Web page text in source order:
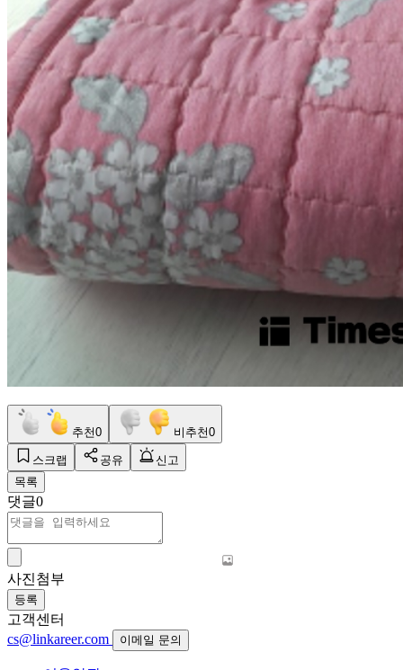
추천0 비추천0
스크랩 공유
신고
목록
댓글0
사진첨부
등록
고객센터
cs@linkareer.com
이메일 문의